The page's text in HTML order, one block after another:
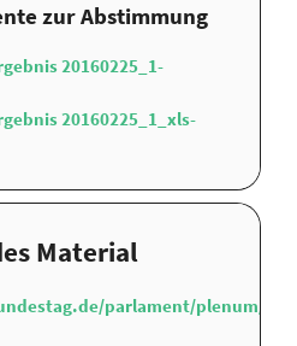
zur Abstimmung
20160225_1-
20160225_1_xls-
Material
parlament/plenum/